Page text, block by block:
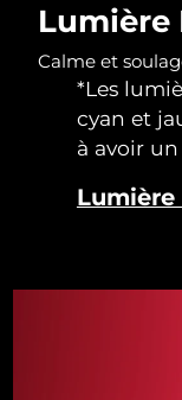
Lumière
Calme et
*Les
cyan et
à avoir
Lumière
Suisse
Taïwan
Thaïlande
Turquie